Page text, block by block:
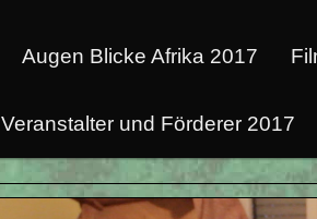
Augen Blicke Afrika 2017
Veranstalter und Förderer 2017